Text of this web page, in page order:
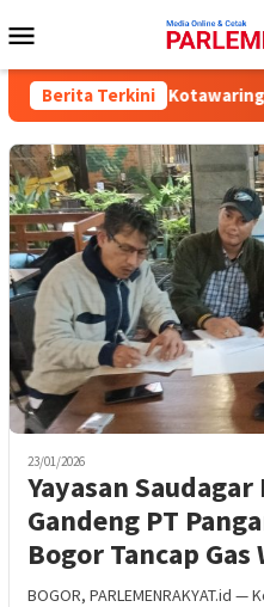
ke
Mobile
Berita Terkini
KPU Kotawaringin
23/01/2026
Yayasan
Gandeng PT
Bogor Tancap
BOGOR, PARLEMENRAKYAT.id